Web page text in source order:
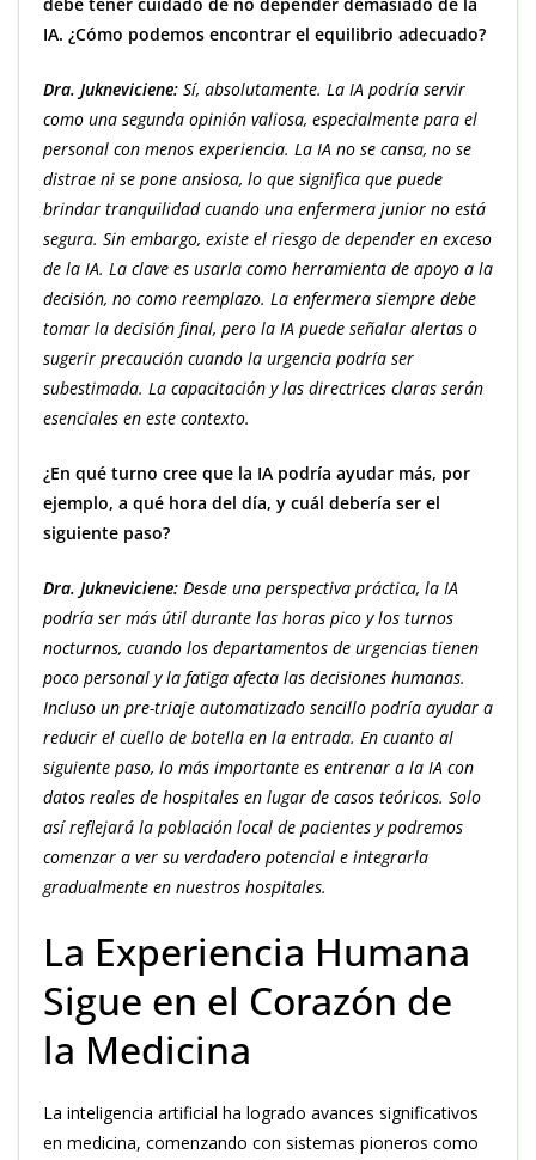
IA. ¿Cómo podemos encontrar el equilibrio adecuado?
Dra. Jukneviciene: Sí, absolutamente. La IA podría servir
como una segunda opinión valiosa, especialmente para el
personal con menos experiencia. La IA no se cansa, no se
distrae ni se pone ansiosa, lo que significa que puede
brindar tranquilidad cuando una enfermera junior no está
segura. Sin embargo, existe el riesgo de depender en exceso
de la IA. La clave es usarla como herramienta de apoyo a la
decisión, no como reemplazo. La enfermera siempre debe
tomar la decisión final, pero la IA puede señalar alertas o
sugerir precaución cuando la urgencia podría ser
subestimada. La capacitación y las directrices claras serán
esenciales en este contexto.
¿En qué turno cree que la IA podría ayudar más, por
ejemplo, a qué hora del día, y cuál debería ser el
siguiente paso?
Dra. Jukneviciene: Desde una perspectiva práctica, la IA
podría ser más útil durante las horas pico y los turnos
nocturnos, cuando los departamentos de urgencias tienen
poco personal y la fatiga afecta las decisiones humanas.
Incluso un pre-triaje automatizado sencillo podría ayudar a
reducir el cuello de botella en la entrada. En cuanto al
siguiente paso, lo más importante es entrenar a la IA con
datos reales de hospitales en lugar de casos teóricos. Solo
así reflejará la población local de pacientes y podremos
comenzar a ver su verdadero potencial e integrarla
gradualmente en nuestros hospitales.
La Experiencia Humana
Sigue en el Corazón de
la Medicina
La inteligencia artificial ha logrado avances significativos
en medicina, comenzando con sistemas pioneros como